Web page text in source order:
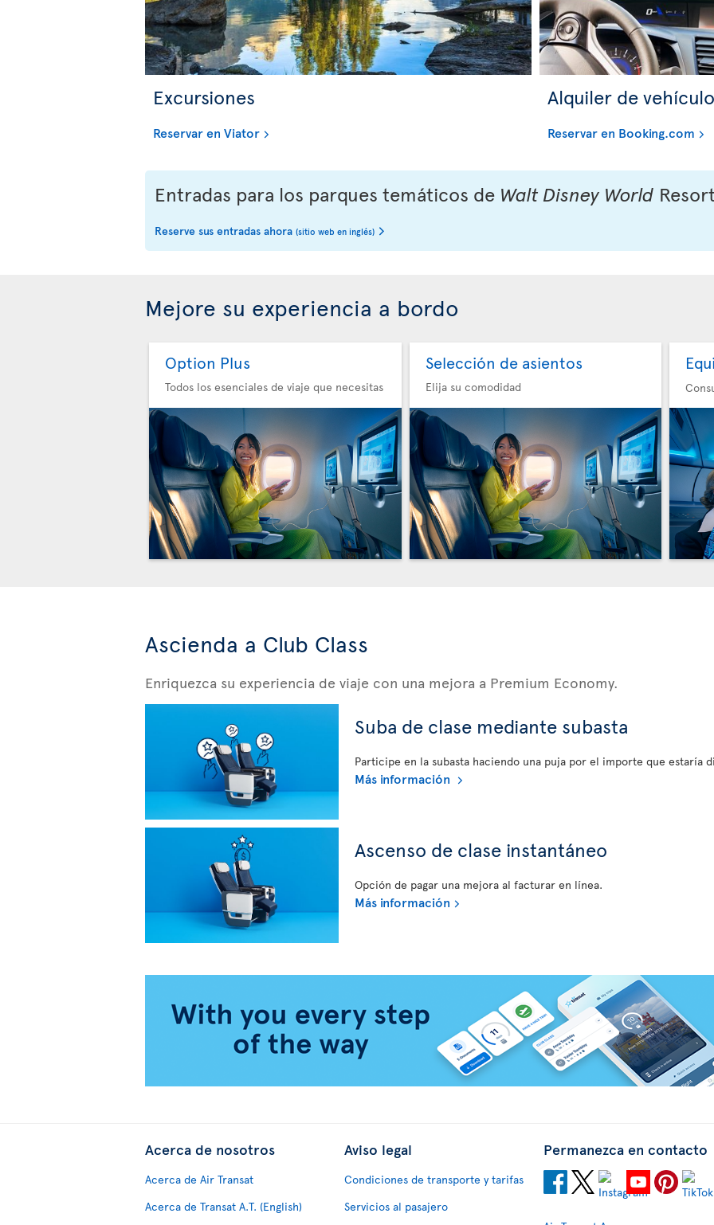
Excursiones
Reservar en Viator
Alquiler de
Reservar en Booking.com
Entradas para los parques temáticos de Walt Disney World
Reserve sus entradas ahora (sitio web en inglés)
Mejore su experiencia a bordo
Option Plus
Todos los esenciales de viaje que necesitas
Selección de asientos
Elija su comodidad
Ascienda a Club Class
Enriquezca su experiencia de viaje con una mejora a Premium Economy.
Suba de clase mediante subasta
Participe en la subasta haciendo una puja por el importe que estaría
Más información
Ascenso de clase instantáneo
Opción de pagar una mejora al facturar en línea.
Más información
Acerca de nosotros
Acerca de Air Transat
Acerca de Transat A.T. (English)
Aviso legal
Condiciones de transporte y tarifas
Servicios al pasajero
Permanezca en contacto